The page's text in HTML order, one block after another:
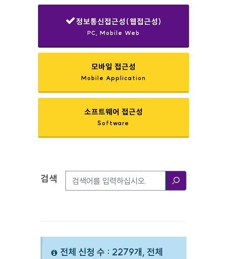
정보통신접근성(웹접근성)
PC, Mobile Web
모바일 접근성
Mobile Application
소프트웨어 접근성
Software
검색옵션
검색
전체 신청 수 : 2279개, 전체